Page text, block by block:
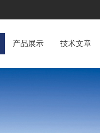
产品展示 技术文章